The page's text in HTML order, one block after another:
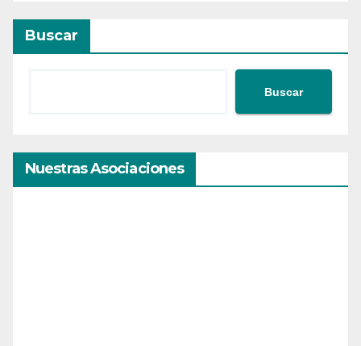
Buscar
Buscar
Nuestras Asociaciones